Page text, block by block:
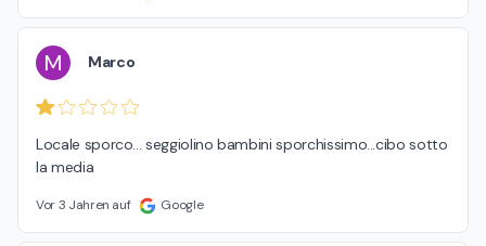
M Marco
Locale sporco... seggiolino bambini sporchissimo...cibo sotto
la media
Vor 3 Jahren auf Google